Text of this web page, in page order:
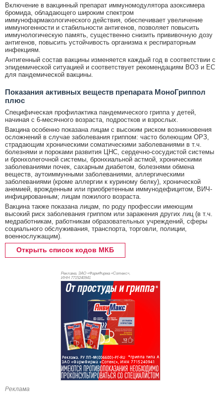
Включение в вакцинный препарат иммуномодулятора азоксимера
бромида, обладающего широким спектром
иммунофармакологического действия, обеспечивает увеличение
иммуногенности и стабильности антигенов, позволяет повысить
иммунологическую память, существенно снизить прививочную дозу
антигенов, повысить устойчивость организма к респираторным
инфекциям.
Антигенный состав вакцины изменяется каждый год в соответствии с
эпидемической ситуацией и соответствует рекомендациям ВОЗ и ЕС
для пандемической вакцины.
Показания активных веществ препарата МоноГриппол
плюс
Специфическая профилактика пандемического гриппа у детей,
начиная с 6-месячного возраста, подростков и взрослых.
Вакцина особенно показана лицам с высоким риском возникновения
осложнений в случае заболевания гриппом: часто болеющим ОРЗ,
страдающим хроническими соматическими заболеваниями в т.ч.
болезнями и пороками развития ЦНС, сердечно-сосудистой системы
и бронхолегочной системы, бронхиальной астмой, хроническими
заболеваниями почек, сахарным диабетом, болезнями обмена
веществ, аутоиммунными заболеваниями, аллергическими
заболеваниями (кроме аллергии к куриному белку), хронической
анемией, врожденным или приобретенным иммунодефицитом, ВИЧ-
инфицированным; лицам пожилого возраста.
Вакцина также показана лицам, по роду профессии имеющим
высокий риск заболевания гриппом или заражения других лиц (в т.ч.
медработникам, работникам образовательных учреждений, сферы
социального обслуживания, транспорта, торговли, полиции,
военнослужащим).
Открыть список кодов МКБ
Реклама. ЗАО «ФармФирма «Сотекс»,
ИНН 7715240941
Реклама